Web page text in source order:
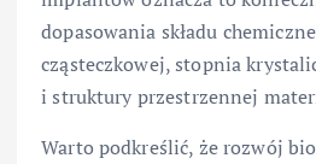
dopasowania składu
cząsteczkowej, stopnia
i struktury przestrzennej
Warto podkreślić, że rozwój